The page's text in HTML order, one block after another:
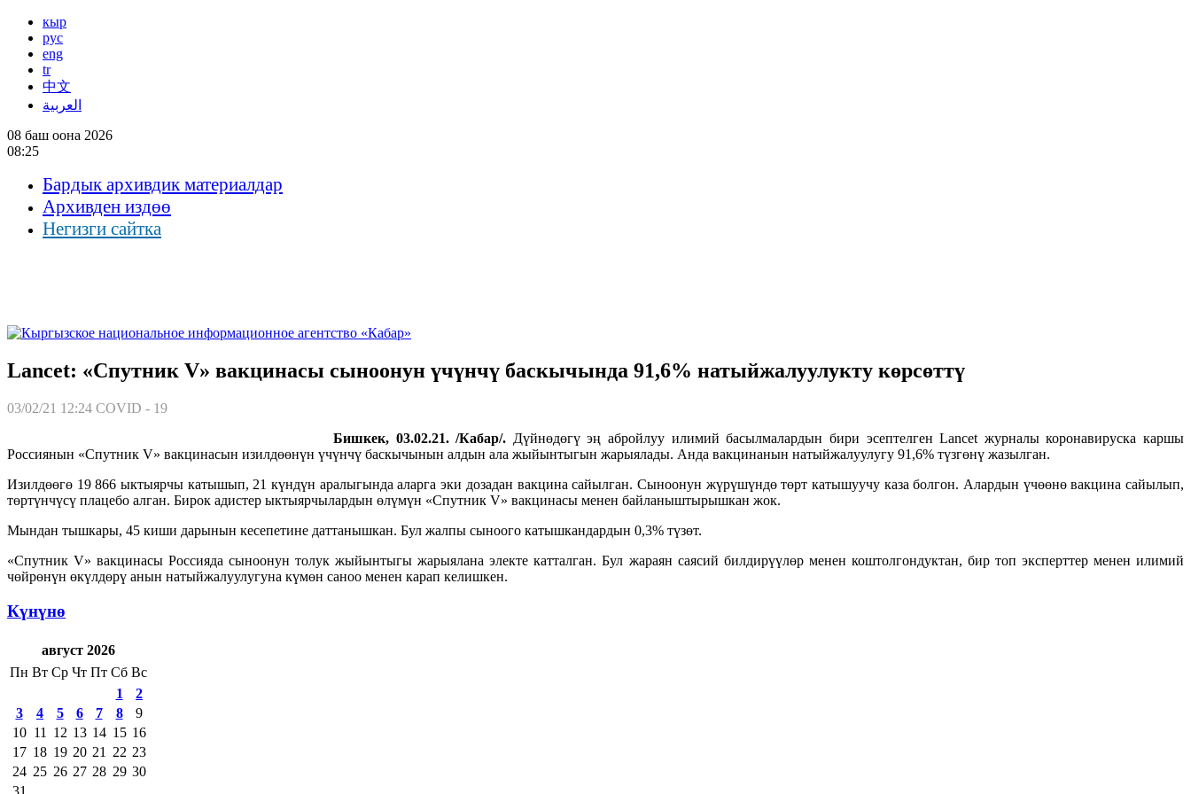
кыр
рус
eng
tr
中文
العربية
08 баш оона 2026
08:25
Бардык архивдик материалдар
Архивден издөө
Негизги сайтка
Lancet: «Спутник V» вакцинасы сыноонун үчүнчү баскычында 91,6% натыйжалуулукту көрсөттү
03/02/21 12:24 COVID - 19
Бишкек, 03.02.21. /Кабар/. Дүйнөдөгү эң абройлуу илимий басылмалардын бири эсептелген Lancet журналы коронавируска каршы
Россиянын «Спутник V» вакцинасын изилдөөнүн үчүнчү баскычынын алдын ала жыйынтыгын жарыялады. Анда вакцинанын натыйжалуулугу 91,6% түзгөнү жазылган.
Изилдөөгө 19 866 ыктыярчы катышып, 21 күндүн аралыгында аларга эки дозадан вакцина сайылган. Сыноонун жүрүшүндө төрт катышуучу каза болгон. Алардын үчөөнө вакцина сайылып,
төртүнчүсү плацебо алган. Бирок адистер ыктыярчылардын өлүмүн «Спутник V» вакцинасы менен байланыштырышкан жок.
Мындан тышкары, 45 киши дарынын кесепетине даттанышкан. Бул жалпы сыноого катышкандардын 0,3% түзөт.
«Спутник V» вакцинасы Россияда сыноонун толук жыйынтыгы жарыялана электе катталган. Бул жараян саясий билдирүүлөр менен коштолгондуктан, бир топ эксперттер менен илимий
чөйрөнүн өкүлдөрү анын натыйжалуулугуна күмөн саноо менен карап келишкен.
Күнүнө
август 2026
Пн Вт Ср Чт Пт Сб Вс
1
2
3
4 5 6 7 8
9
10 11 12 13 14 15 16
17 18 19 20 21 22 23
24 25 26 27 28 29 30